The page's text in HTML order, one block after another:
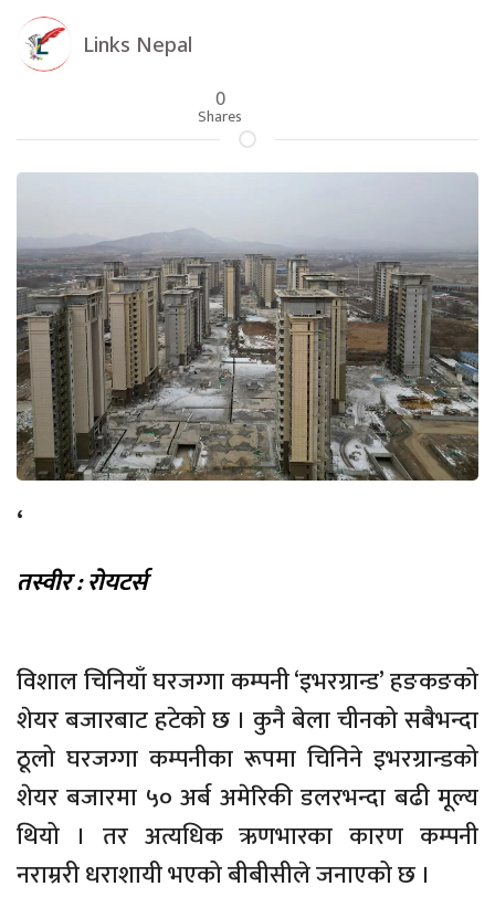
Links Nepal
0
Shares
‘
तस्वीर : राेयटर्स
विशाल चिनियाँ घरजग्गा कम्पनी ‘इभरग्रान्ड’ हङकङको
शेयर बजारबाट हटेको छ । कुनै बेला चीनको सबैभन्दा
ठूलो घरजग्गा कम्पनीका रूपमा चिनिने इभरग्रान्डको
शेयर बजारमा ५० अर्ब अमेरिकी डलरभन्दा बढी मूल्य
थियो । तर अत्यधिक ऋणभारका कारण कम्पनी
नराम्ररी धराशायी भएको बीबीसीले जनाएको छ ।